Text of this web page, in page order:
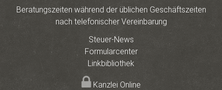
Beratungszeiten während der üblichen Geschäftszeiten
nach telefonischer Vereinbarung
Steuer-News
Formularcenter
Linkbibliothek
Kanzlei Online